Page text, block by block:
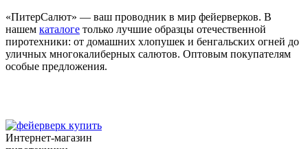
«ПитерСалют» — ваш проводник в мир фейерверков. В
нашем каталоге только лучшие образцы отечественной
пиротехники: от домашних хлопушек и бенгальских огней до
уличных многокалиберных салютов. Оптовым покупателям
особые предложения.
Интернет-магазин